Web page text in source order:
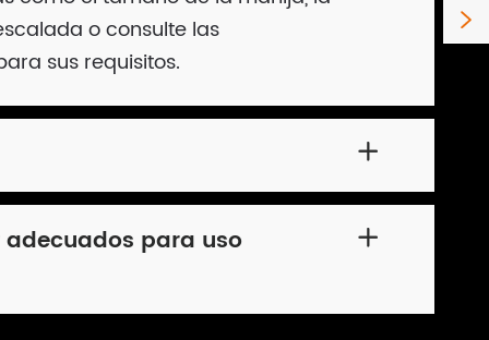
o consulte las
sus requisitos.

para uso

